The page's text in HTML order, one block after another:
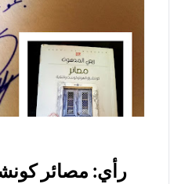
رأي: مصائر